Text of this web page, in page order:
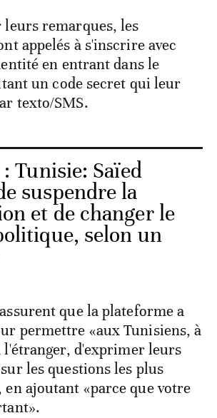
leurs remarques, les
appelés à s'inscrire avec
en entrant dans le
un code secret qui leur
texto/SMS.
:Tunisie: Saïed
suspendre la
et de changer le
selon un
que la plateforme a
permettre «aux Tunisiens, à
l'étranger, d'exprimer leurs
les questions les plus
ajoutant «parce que votre